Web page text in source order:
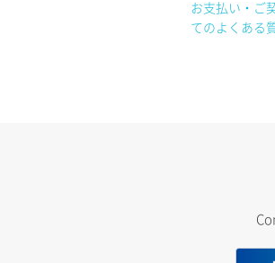
お支払い・ご
てのよくある